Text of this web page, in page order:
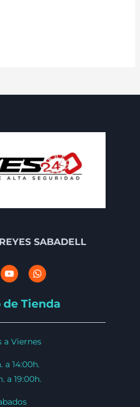
SABADELL
de Tienda
a Viernes
a 14:00h.
a 19:00h.